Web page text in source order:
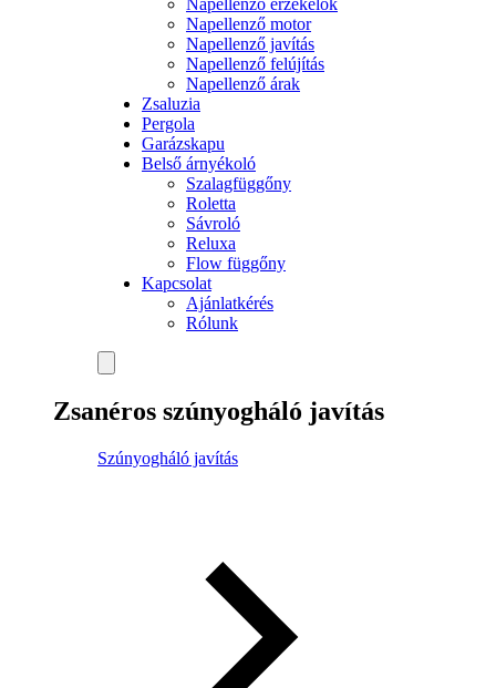
Napellenző érzékelők
Napellenző motor
Napellenző javítás
Napellenző felújítás
Napellenző árak
Zsaluzia
Pergola
Garázskapu
Belső árnyékoló
Szalagfüggőny
Roletta
Sávroló
Reluxa
Flow függőny
Kapcsolat
Ajánlatkérés
Rólunk
Zsanéros szúnyogháló javítás
Szúnyogháló javítás